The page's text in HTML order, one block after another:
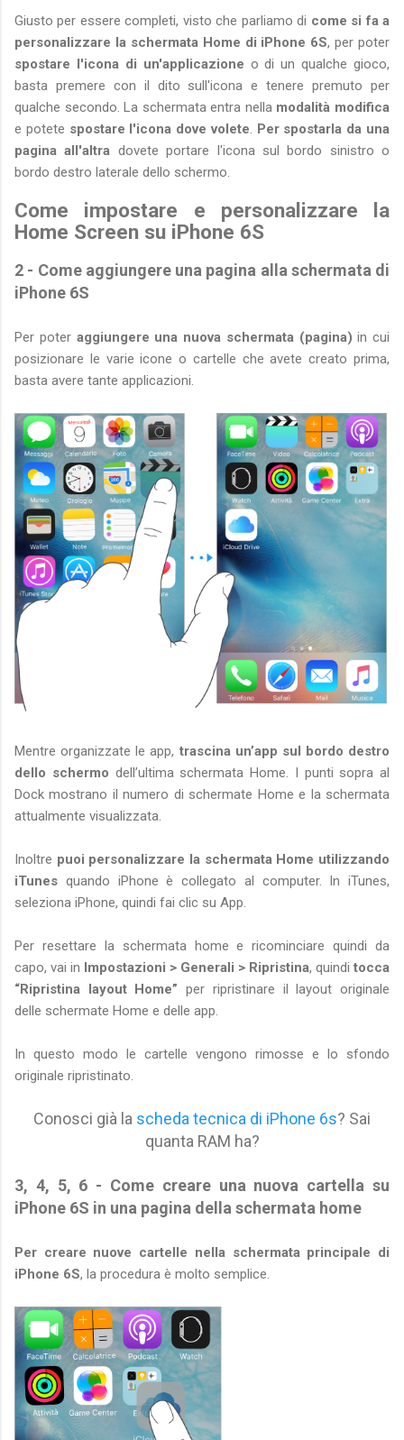
Giusto per essere completi, visto che parliamo di come si fa a
personalizzare la schermata Home di iPhone 6S, per poter
spostare l'icona di un'applicazione o di un qualche gioco,
basta premere con il dito sull'icona e tenere premuto per
qualche secondo. La schermata entra nella modalità modifica
e potete spostare l'icona dove volete Per spostarla da una
pagina all'altra dovete portare l'icona sul bordo sinistro o
bordo destro laterale dello schermo.
Come impostare e personalizzare la
Home Screen su iPhone 6S
2 - Come aggiungere una pagina alla schermata di
iPhone 6S
Per poter aggiungere una nuova schermata (pagina) in cui
posizionare le varie icone o cartelle che avete creato prima,
basta avere tante applicazioni.
Mentre organizzate le app, trascina un’app sul bordo destro
dello schermo dell’ultima schermata Home. I punti sopra al
Dock mostrano il numero di schermate Home e la schermata
attualmente visualizzata.
Inoltre puoi personalizzare la schermata Home utilizzando
iTunes quando iPhone è collegato al computer. In iTunes,
seleziona iPhone, quindi fai clic su App.
Per resettare la schermata home e ricominciare quindi da
capo, vai in Impostazioni > Generali > Ripristina, quindi tocca
“Ripristina layout Home” per ripristinare il layout originale
delle schermate Home e delle app.
In questo modo le cartelle vengono rimosse e lo sfondo
originale ripristinato.
Conosci già la scheda tecnica di iPhone 6s? Sai
quanta RAM ha?
3, 4, 5, 6 - Come creare una nuova cartella su
iPhone 6S in una pagina della schermata home
Per creare nuove cartelle nella schermata principale di
iPhone 6S, la procedura è molto semplice.